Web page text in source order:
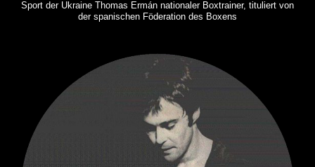
Sport der Ukraine Thomas Ermán nationaler Boxtrainer, tituliert von
der spanischen Föderation des Boxens